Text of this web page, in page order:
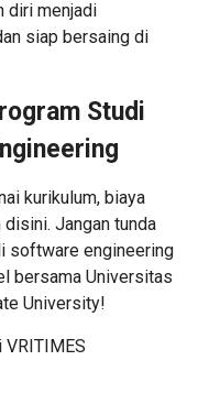
diri menjadi
siap bersaing di
Studi
kurikulum, biaya
disini. Jangan tunda
software engineering
bersama Universitas
University!
VRITIMES